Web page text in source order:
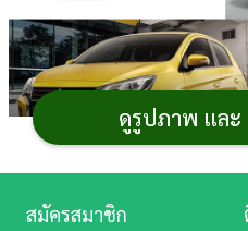
รวมรถยนต์ราคาไม่เกิน 6
ดูรูปภาพ และ
ศึกษา
บันเทิง
ดู
Music
สมัครสมาชิก